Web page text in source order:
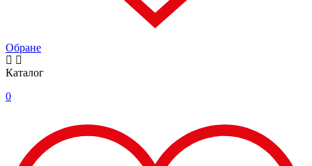
Обране
Каталог
0